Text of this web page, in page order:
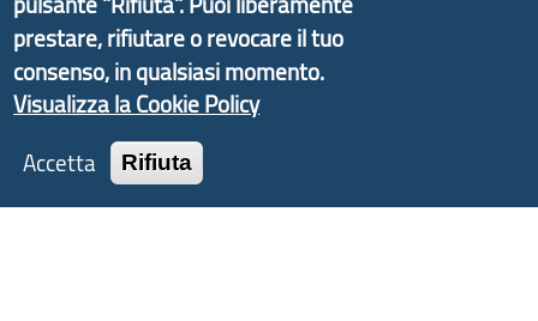
d'Area Antola-Tigullio, in collaborazione con Regione
Liguria ed ANCI Liguria.
Copyright © 2017 Città metropolitana di Genova |
CF: 80007350103
prestare, rifiutare o revocare il tuo
consenso, in qualsiasi momento.
Visualizza la Cookie Policy
Accetta
Rifiuta